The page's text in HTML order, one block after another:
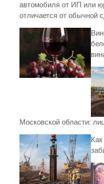
автомобиля от ИП или
отличается от обычной
Московской области: